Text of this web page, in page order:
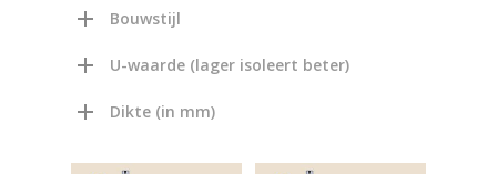
Bouwstijl
U-waarde (lager isoleert beter)
Dikte (in mm)